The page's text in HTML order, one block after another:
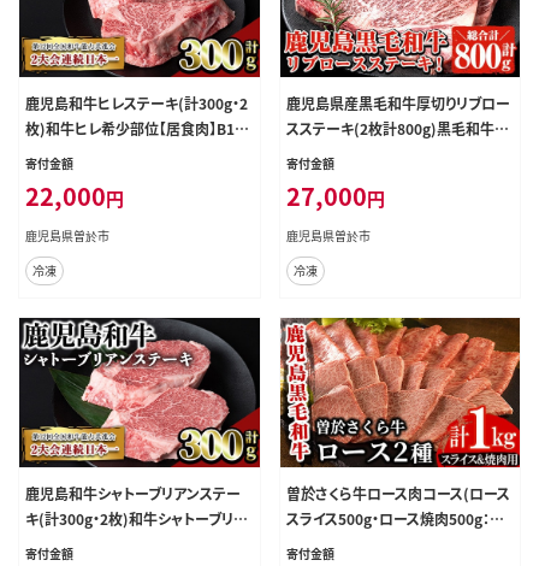
鹿児島和牛ヒレステーキ(計300g・2
枚)和牛ヒレ希少部位【居食肉】B164
-v02
寄付金額
22,000円
鹿児島県曽於市
冷凍
鹿児島県産黒毛和牛厚切りリブロー
スステーキ(2枚計800g)黒毛和牛リ
ブロースステーキ【ナンチク】B62-v0
寄付金額
27,000円
鹿児島県曽於市
冷凍
鹿児島和牛シャトーブリアンステー
キ(計300g・2枚)和牛シャトーブリア
ン希少部位【居食肉】B165-v02
寄付金額
曽於さくら牛ロース肉コース(ロース
スライス500g・ロース焼肉500g：計
1kg)黒毛和牛ローススライスロース
寄付金額